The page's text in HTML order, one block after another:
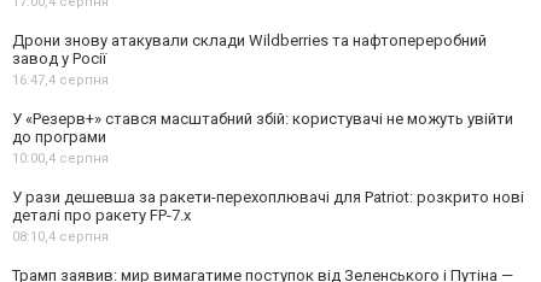
Дрони знову атакували склади Wildberries та нафтопереробний
завод у Росії
16:47,4 серпня
У «Резерв+» стався масштабний збій: користувачі не можуть увійти
до програми
10:00,4 серпня
У рази дешевша за ракети-перехоплювачі для Patriot: розкрито нові
деталі про ракету FP-7.x
08:10,4 серпня
Трамп заявив: мир вимагатиме поступок від Зеленського і Путіна —